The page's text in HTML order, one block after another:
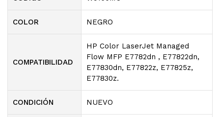
COLOR NEGRO
COMPATIBILIDAD
HP Color LaserJet Managed
Flow MFP E7782dn , E77822dn,
E77830dn, E77822z, E77825z,
E77830z.
CONDICIÓN NUEVO